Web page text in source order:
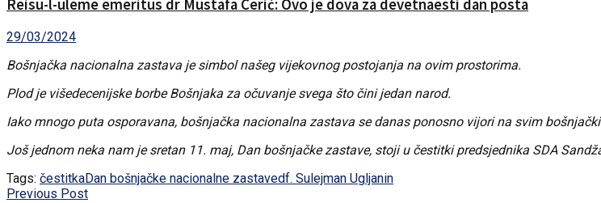
Reisu-l-uleme emeritus dr Mustafa Cerić: Ovo je dova za devetnaesti dan posta
29/03/2024
Bošnjačka nacionalna zastava je simbol našeg vijekovnog postojanja na ovim prostorima.
Plod je višedecenijske borbe Bošnjaka za očuvanje svega što čini jedan narod.
Iako mnogo puta osporavana, bošnjačka nacionalna zastava se danas ponosno vijori na svim
Još jednom neka nam je sretan 11. maj, Dan bošnjačke zastave, stoji u čestitki predsjednika SDA
Tags: čestitkaDan bošnjačke nacionalne zastavedf. Sulejman Ugljanin
Previous Post